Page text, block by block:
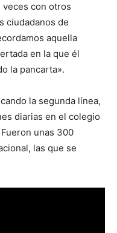
veces con otros
ciudadanos de
aquella
en la que él
la pancarta».
la segunda línea,
diarias en el colegio
unas 300
las que se